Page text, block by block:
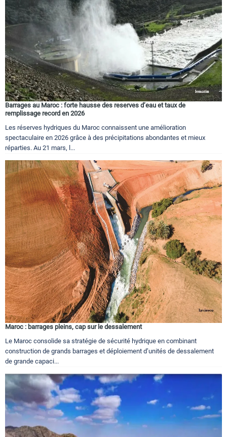
Barrages au Maroc : forte hausse des reserves d’eau et taux de
remplissage record en 2026
Les réserves hydriques du Maroc connaissent une amélioration
spectaculaire en 2026 grâce à des précipitations abondantes et mieux
réparties. Au 21 mars, l...
Maroc : barrages pleins, cap sur le dessalement
Le Maroc consolide sa stratégie de sécurité hydrique en combinant
construction de grands barrages et déploiement d’unités de dessalement
de grande capaci...